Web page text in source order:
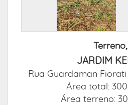
Terreno,
JARDIM
Rua Guardaman Fiorati
Área total:
Área terreno: